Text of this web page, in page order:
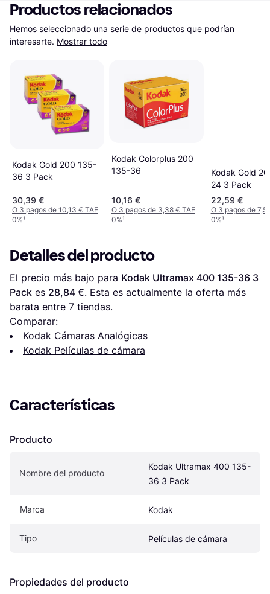
Productos relacionados
Hemos seleccionado una serie de productos que podrían
interesarte. Mostrar todo
Kodak Gold 200 135-
36 3 Pack
30,39 €
O 3 pagos de 10,13 € TAE
0%¹
Kodak Colorplus 200
135-36
10,16 €
O 3 pagos de 3,38 € TAE
0%¹
Kodak Gold
24 3 Pack
22,59 €
O 3 pagos de
0%¹
Detalles del producto
El precio más bajo para Kodak Ultramax 400 135-36 3
Pack es 28,84 €. Esta es actualmente la oferta más
barata entre 7 tiendas.
Comparar:
Kodak Cámaras Analógicas
Kodak Películas de cámara
Características
Producto
Nombre del producto
Kodak Ultramax 400 135-
36 3 Pack
Marca Kodak
Tipo Películas de cámara
Propiedades del producto